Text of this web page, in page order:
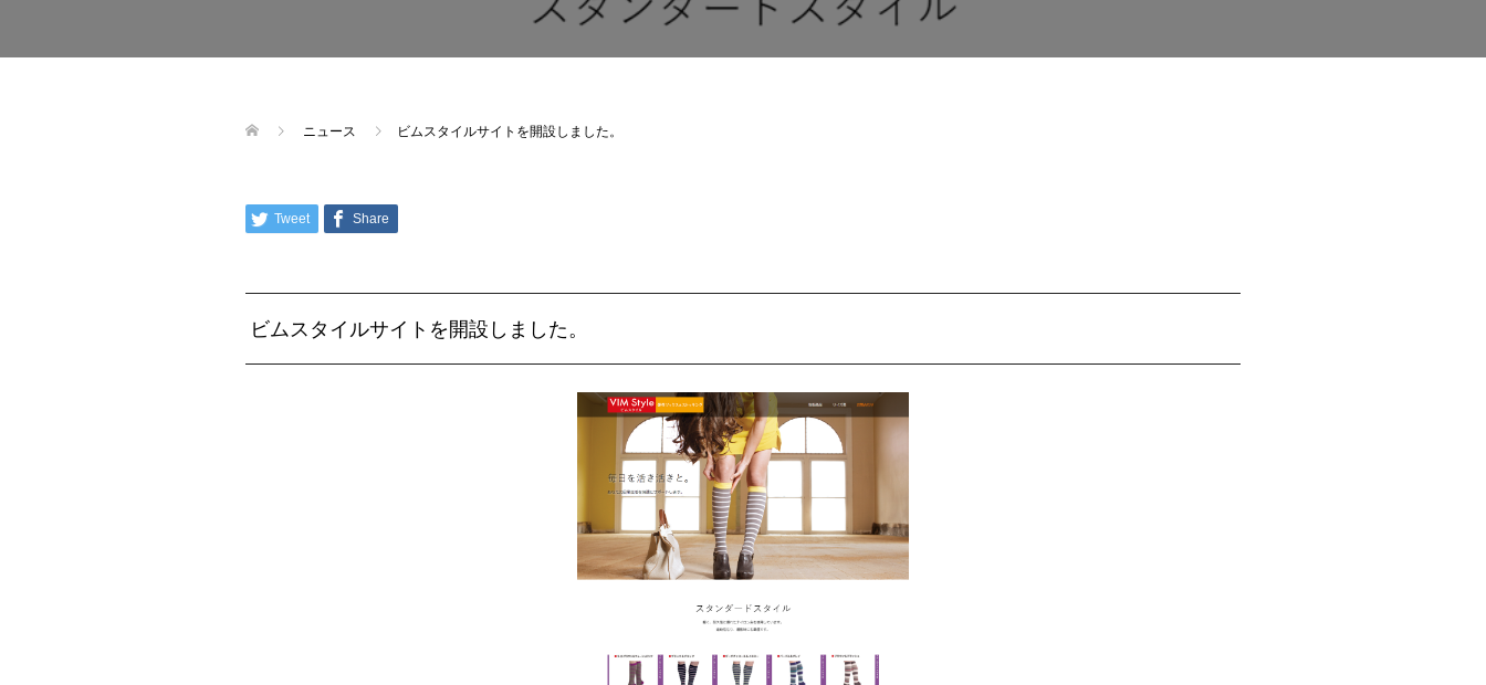
ニュース ビムスタイルサイトを開設しました。
Tweet Share
ビムスタイルサイトを開設しました。